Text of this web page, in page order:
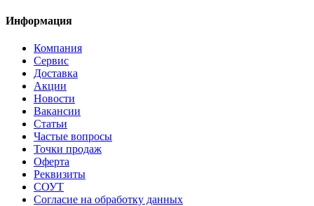
Информация
Компания
Сервис
Доставка
Акции
Новости
Вакансии
Статьи
Частые вопросы
Точки продаж
Оферта
Реквизиты
СОУТ
Согласие на обработку данных